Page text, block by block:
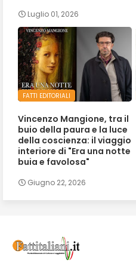
Luglio 01, 2026
FATTI EDITORIALI
Vincenzo Mangione, tra il
buio della paura e la luce
della coscienza: il viaggio
interiore di "Era una notte
buia e favolosa"
Giugno 22, 2026